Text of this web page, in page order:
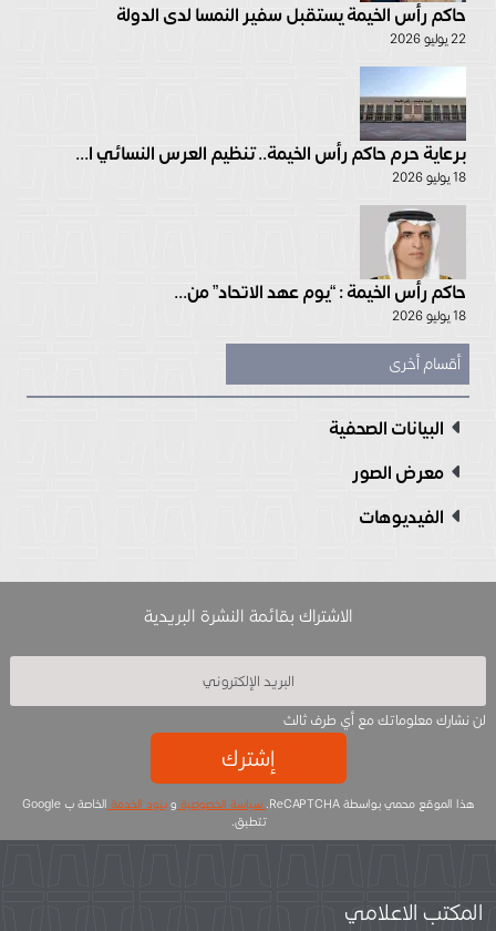
حاكم رأس الخيمة يستقبل سفير النمسا لدى الدولة
22 يوليو 2026
برعاية حرم حاكم رأس الخيمة.. تنظيم العرس النسائي ا...
18 يوليو 2026
حاكم رأس الخيمة : “يوم عهد الاتحاد” من...
18 يوليو 2026
أقسام أخرى
البيانات الصحفية
معرض الصور
الفيديوهات
الاشتراك بقائمة النشرة البريدية
لن نشارك معلوماتك مع أي طرف ثالث
إشترك
هذا الموقع محمي بواسطة ReCAPTCHA. سياسة الخصوصية وبنود الخدمة
الخاصة ب Google
تتطبق.
المكتب الاعلامي